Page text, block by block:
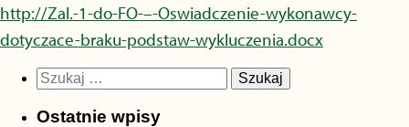
http://Zal.-1-do-FO-–-Oswiadczenie-wykonawcy-
dotyczace-braku-podstaw-wykluczenia.docx
Szukaj:
Ostatnie wpisy